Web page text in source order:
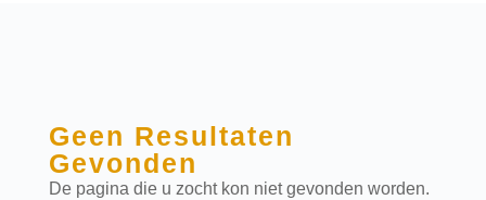
Geen Resultaten
Gevonden
De pagina die u zocht kon niet gevonden worden.